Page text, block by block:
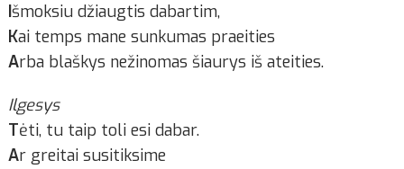
Išmoksiu džiaugtis dabartim,
Kai temps mane sunkumas praeities
Arba blaškys nežinomas šiaurys iš ateities.
Ilgesys
Tėti, tu taip toli esi dabar.
Ar greitai susitiksime